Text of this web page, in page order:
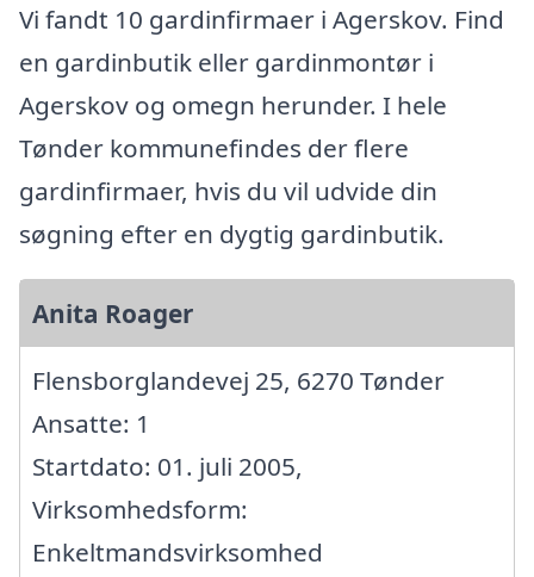
Vi fandt 10 gardinfirmaer i Agerskov. Find
en gardinbutik eller gardinmontør i
Agerskov og omegn herunder. I hele
Tønder kommunefindes der flere
gardinfirmaer, hvis du vil udvide din
søgning efter en dygtig gardinbutik.
Anita Roager
Flensborglandevej 25, 6270 Tønder
Ansatte: 1
Startdato: 01. juli 2005,
Virksomhedsform:
Enkeltmandsvirksomhed